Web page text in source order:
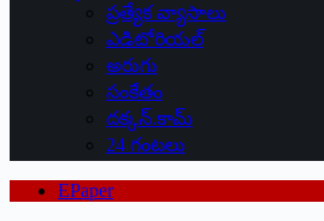
ప్రత్యేక వ్యాసాలు
ఎడిటోరియల్
అరుగు
సంకేతం
దక్కన్.కామ్
24 గంటలు
EPaper